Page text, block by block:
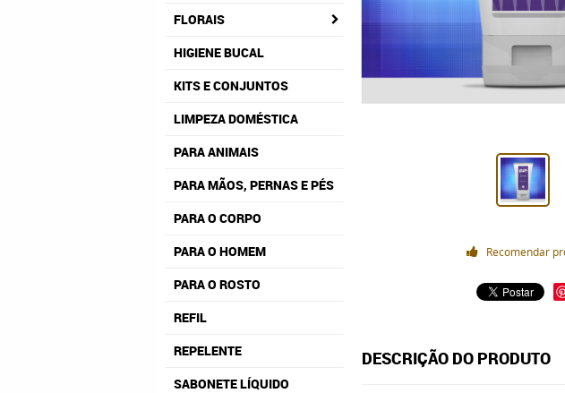
FLORAIS
HIGIENE BUCAL
KITS E CONJUNTOS
LIMPEZA DOMÉSTICA
PARA ANIMAIS
PARA MÃOS, PERNAS E PÉS
PARA O CORPO
PARA O HOMEM
PARA O ROSTO
REFIL
REPELENTE
SABONETE LÍQUIDO
Recomendar
DESCRIÇÃO DO PRODUTO